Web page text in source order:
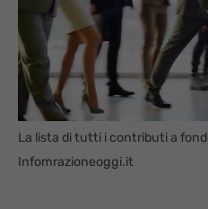
La lista di tutti i contributi a
Infomrazioneoggi.it